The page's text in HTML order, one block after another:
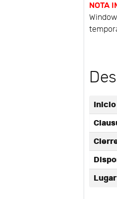
NOTA
Inicio
Lugar